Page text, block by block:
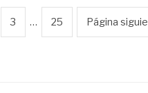
3 … 25 Página